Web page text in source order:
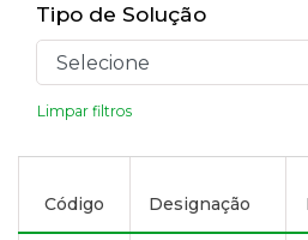
Tipo de Solução
Limpar filtros
Código Designação